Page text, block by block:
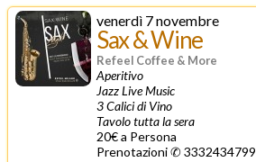
venerdì 7 novembre
Sax & Wine
Refeel Coffee & More
Aperitivo
Jazz Live Music
3 Calici di Vino
Tavolo tutta la sera
20€ a Persona
Prenotazioni ✆ 3332434799